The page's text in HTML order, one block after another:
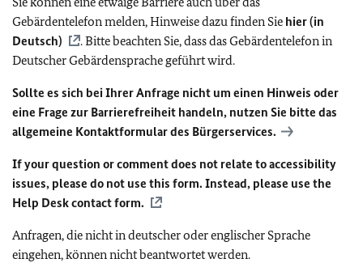
Gebärdentelefon melden, Hinweise dazu finden Sie hier (in
Deutsch)
. Bitte beachten Sie, dass das Gebärdentelefon in
Deutscher Gebärdensprache geführt wird.
Sollte es sich bei Ihrer Anfrage nicht um einen Hinweis oder
eine Frage zur Barrierefreiheit handeln, nutzen Sie bitte das
allgemeine Kontaktformular des Bürgerservices.
If your question or comment does not relate to accessibility
issues, please do not use this form. Instead, please use the
Help Desk contact form.
Anfragen, die nicht in deutscher oder englischer Sprache
eingehen, können nicht beantwortet werden.